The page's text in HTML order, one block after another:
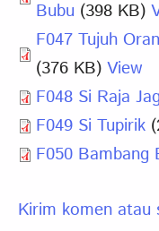
Bubu (398 KB)
F047 Tujuh
(376 KB) View
F048 Si Raja
F049 Si Tupirik
F050 Bambang
Kirim komen atau